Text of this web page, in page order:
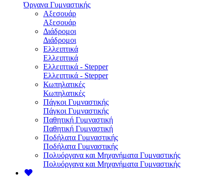
Όργανα Γυμναστικής
Αξεσουάρ
Αξεσουάρ
Διάδρομοι
Διάδρομοι
Ελλειπτικά
Ελλειπτικά
Ελλειπτικά - Stepper
Ελλειπτικά - Stepper
Κωπηλατικές
Κωπηλατικές
Πάγκοι Γυμναστικής
Πάγκοι Γυμναστικής
Παθητική Γυμναστική
Παθητική Γυμναστική
Ποδήλατα Γυμναστικής
Ποδήλατα Γυμναστικής
Πολυόργανα και Μηχανήματα Γυμναστικής
Πολυόργανα και Μηχανήματα Γυμναστικής